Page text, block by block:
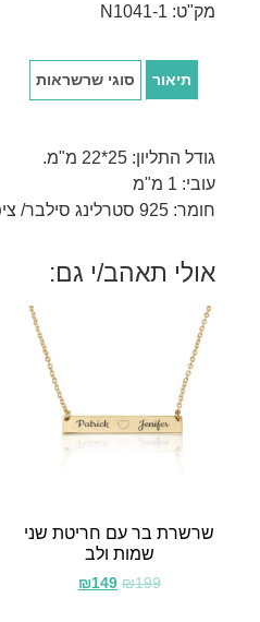
מק"ט: N1041-1
תיאור סוגי שרשראות
גודל התליון: 25*22 מ"מ.
עובי: 1 מ"מ
חומר: 925 סטרלינג סילבר/ ציפוי זהב/רוז 18 קראט.
אולי תאהב/י גם:
שרשרת בר עם חריטת שני
שמות ולב
₪199
₪149